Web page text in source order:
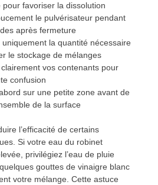
pour favoriser la dissolution
le pulvérisateur pendant
après fermeture
uniquement la quantité nécessaire
le stockage de mélanges
vos contenants pour
confusion
sur une petite zone avant de
de la surface
l’efficacité de certains
Si votre eau du robinet
privilégiez l’eau de pluie
gouttes de vinaigre blanc
votre mélange. Cette astuce